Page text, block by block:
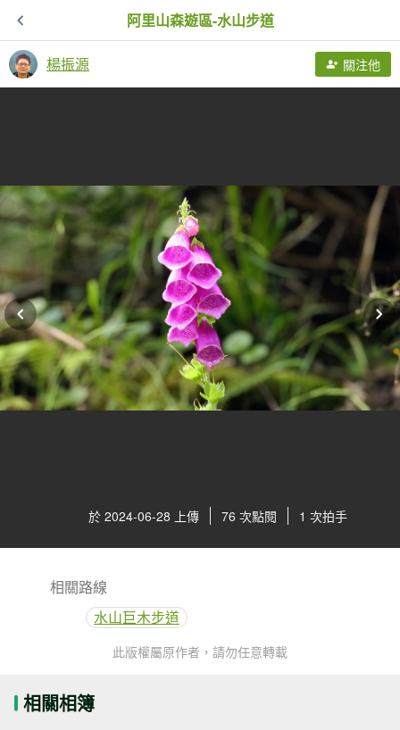
阿里山森遊區-水山步道
楊振源 關注他
於 2024-06-28 上傳 76 次點閱 1 次拍手
相關路線
水山巨木步道
此版權屬原作者，請勿任意轉載
相關相簿